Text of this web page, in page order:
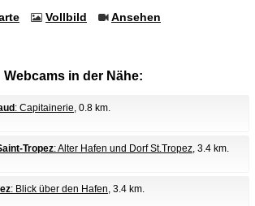
Vollbild Ansehen
Webcams in der Nähe:
: Capitainerie, 0.8 km.
Tropez: Alter Hafen und Dorf St.Tropez, 3.4 km.
: Blick über den Hafen, 3.4 km.